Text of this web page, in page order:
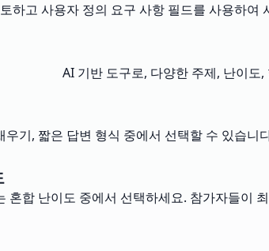
하고 사용자 정의 요구 사항 필드를 사용하
AI 기반 도구로, 다양한 주제, 난이
우기, 짧은 답변 형식 중에서 선택할 수 있습
혼합 난이도 중에서 선택하세요. 참가자들이